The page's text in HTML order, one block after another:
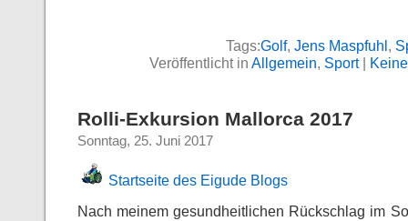
Tags:Golf, Jens Maspfuhl ,
Veröffentlicht in Allgemein, Sport|
Rolli-Exkursion Mallorca 2017
Sonntag, 25. Juni 2017
Startseite des Eigude Blogs
Nach meinem gesundheitlichen Rückschlag im